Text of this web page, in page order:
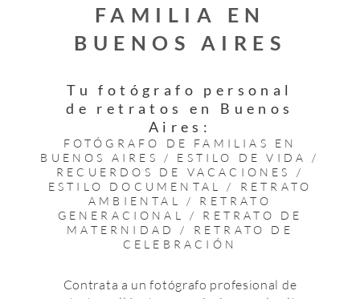
FAMILIA EN
BUENOS AIRES
Tu fotógrafo personal
de retratos en Buenos
Aires:
FOTÓGRAFO DE FAMILIAS EN
BUENOS AIRES / ESTILO DE VIDA /
RECUERDOS DE VACACIONES /
ESTILO DOCUMENTAL / RETRATO
AMBIENTAL / RETRATO
GENERACIONAL / RETRATO DE
MATERNIDAD / RETRATO DE
CELEBRACIÓN
Contrata a un fotógrafo profesional de